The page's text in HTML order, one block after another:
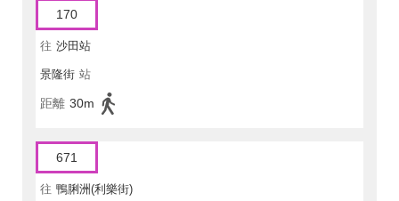
170
往 沙田站
景隆街 站
距離 30m
671
往 鴨脷洲(利樂街)